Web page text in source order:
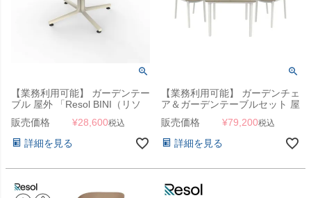
【業務利用可能】 ガーデンテー
ブル 屋外 「Resol BINI（リソ
ル ビニ ラウンジテーブル
70cm）」ガーデンローテーブ
ル
販売価格 ¥28,600税込
詳細を見る
【業務利用可能】 ガーデンチェ
ア＆ガーデンテーブルセット 屋
外 「Resol Noa リソル ノア テ
ーブル 90×90 ＆ Ona オナ アー
ムチェア 3点セット」
販売価格 ¥79,200税込
詳細を見る